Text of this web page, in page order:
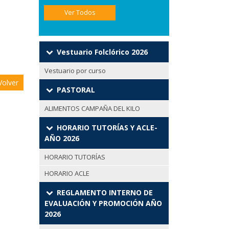
Ver Todos
Vestuario Folclórico 2026
Vestuario por curso
PASTORAL
ALIMENTOS CAMPAÑA DEL KILO
HORARIO TUTORÍAS Y ACLE-
AÑO 2026
HORARIO TUTORÍAS
HORARIO ACLE
REGLAMENTO INTERNO DE
EVALUACIÓN Y PROMOCIÓN AÑO
2026